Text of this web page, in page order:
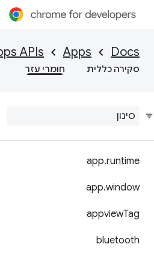
Docs
Apps
APIs
סקירה כללית חומרי עזר
app.runtime
app.window
appviewTag
bluetooth